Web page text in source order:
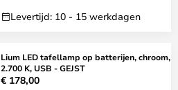
Levertijd: 10 - 15 werkdagen
Lium LED tafellamp op batterijen, chroom,
2.700 K, USB - GEJST
€ 178,00